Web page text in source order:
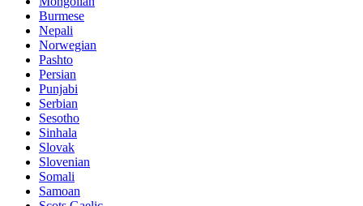
Burmese
Nepali
Norwegian
Pashto
Persian
Punjabi
Serbian
Sesotho
Sinhala
Slovak
Slovenian
Somali
Samoan